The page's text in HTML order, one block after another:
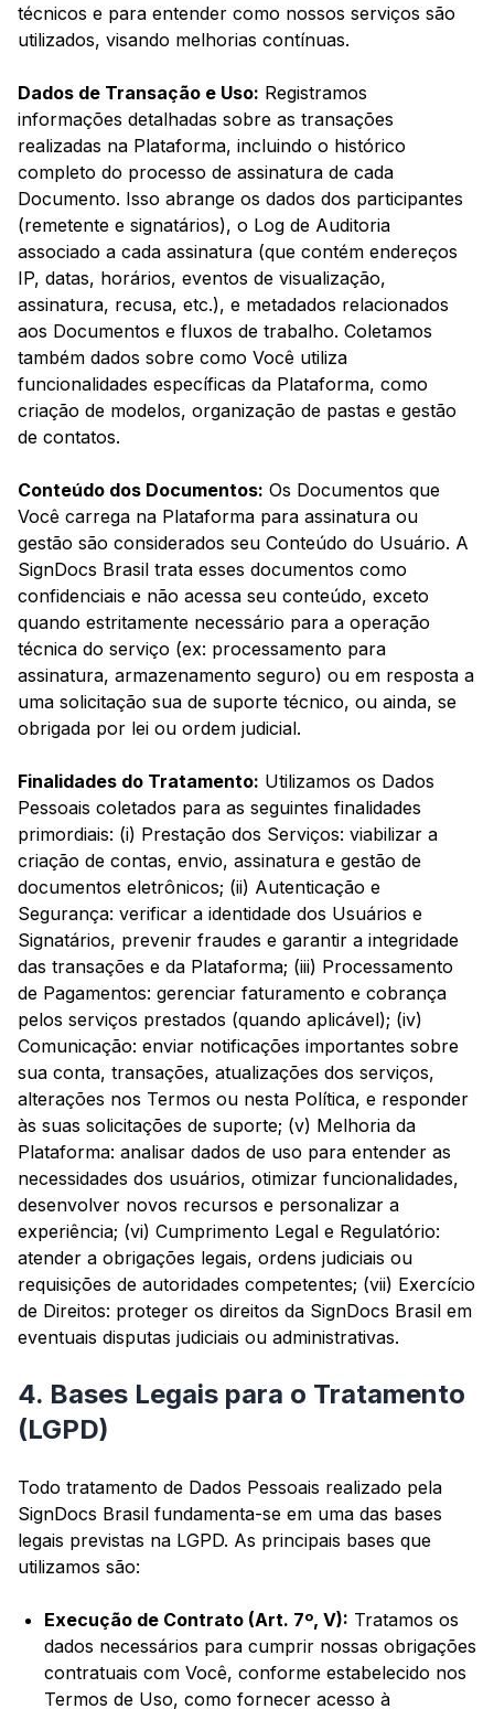
técnicos e para entender como nossos serviços são
utilizados, visando melhorias contínuas.
Dados de Transação e Uso: Registramos
informações detalhadas sobre as transações
realizadas na Plataforma, incluindo o histórico
completo do processo de assinatura de cada
Documento. Isso abrange os dados dos participantes
(remetente e signatários), o Log de Auditoria
associado a cada assinatura (que contém endereços
IP, datas, horários, eventos de visualização,
assinatura, recusa, etc.), e metadados relacionados
aos Documentos e fluxos de trabalho. Coletamos
também dados sobre como Você utiliza
funcionalidades específicas da Plataforma, como
criação de modelos, organização de pastas e gestão
de contatos.
Conteúdo dos Documentos: Os Documentos que
Você carrega na Plataforma para assinatura ou
gestão são considerados seu Conteúdo do Usuário. A
SignDocs Brasil trata esses documentos como
confidenciais e não acessa seu conteúdo, exceto
quando estritamente necessário para a operação
técnica do serviço (ex: processamento para
assinatura, armazenamento seguro) ou em resposta a
uma solicitação sua de suporte técnico, ou ainda, se
obrigada por lei ou ordem judicial.
Finalidades do Tratamento: Utilizamos os Dados
Pessoais coletados para as seguintes finalidades
primordiais: (i) Prestação dos Serviços: viabilizar a
criação de contas, envio, assinatura e gestão de
documentos eletrônicos; (ii) Autenticação e
Segurança: verificar a identidade dos Usuários e
Signatários, prevenir fraudes e garantir a integridade
das transações e da Plataforma; (iii) Processamento
de Pagamentos: gerenciar faturamento e cobrança
pelos serviços prestados (quando aplicável); (iv)
Comunicação: enviar notificações importantes sobre
sua conta, transações, atualizações dos serviços,
alterações nos Termos ou nesta Política, e responder
às suas solicitações de suporte; (v) Melhoria da
Plataforma: analisar dados de uso para entender as
necessidades dos usuários, otimizar funcionalidades,
desenvolver novos recursos e personalizar a
experiência; (vi) Cumprimento Legal e Regulatório:
atender a obrigações legais, ordens judiciais ou
requisições de autoridades competentes; (vii) Exercício
de Direitos: proteger os direitos da SignDocs Brasil em
eventuais disputas judiciais ou administrativas.
4. Bases Legais para o Tratamento
(LGPD)
Todo tratamento de Dados Pessoais realizado pela
SignDocs Brasil fundamenta-se em uma das bases
legais previstas na LGPD. As principais bases que
utilizamos são:
Execução de Contrato (Art. 7º, V): Tratamos os
dados necessários para cumprir nossas obrigações
contratuais com Você, conforme estabelecido nos
Termos de Uso, como fornecer acesso à